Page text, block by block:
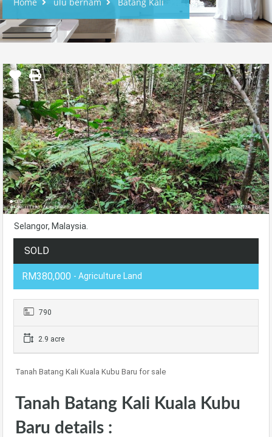
Selangor, Malaysia.
SOLD
RM380,000 - Agriculture Land
790
2.9 acre
Tanah Batang Kali Kuala Kubu Baru for sale
Tanah Batang Kali Kuala Kubu
Baru details :